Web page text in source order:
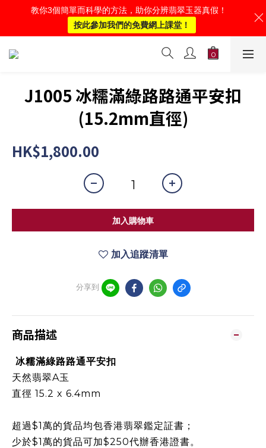
J1005 冰糯滿綠路路通平安扣
(15.2mm直徑)
HK$1,800.00
加入購物車
加入追蹤清單
分享到
商品描述
冰糯滿綠路路通平安扣
天然翡翠A玉
直徑 15.2 x 6.4mm
超過$1萬的貨品均包香港翡翠鑑定証書；
少於$1萬的貨品可加$250代辦香港證書。
教你3個簡單而科學的方法，助你分辨翡翠玉器真假！
按此參加我們的免費網上課堂！